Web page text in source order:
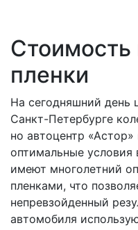
Стоимость
пленки
На сегодняшний день
Санкт-Петербурге
но автоцентр
оптимальные условия
имеют многолетний
пленками, что
непревзойденный
автомобиля